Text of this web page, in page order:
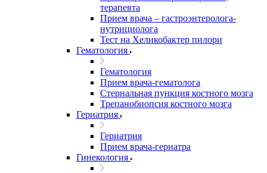
терапевта
Прием врача – гастроэнтеролога-
нутрициолога
Тест на Хеликобактер пилори
Гематология
Гематология
Прием врача-гематолога
Стернальная пункция костного мозга
Трепанобиопсия костного мозга
Гериатрия
Гериатрия
Прием врача-гериатра
Гинекология